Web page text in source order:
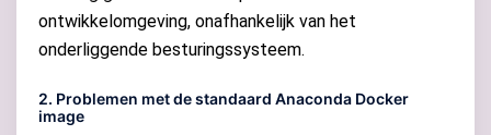
ontwikkelomgeving, onafhankelijk van het
onderliggende besturingssysteem.
2. Problemen met de standaard Anaconda Docker
image